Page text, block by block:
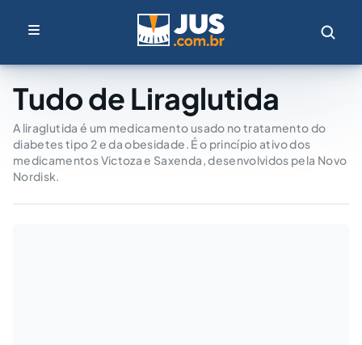
Tudo de Liraglutida
A liraglutida é um medicamento usado no tratamento do
diabetes tipo 2 e da obesidade. É o princípio ativo dos
medicamentos Victoza e Saxenda, desenvolvidos pela Novo
Nordisk.